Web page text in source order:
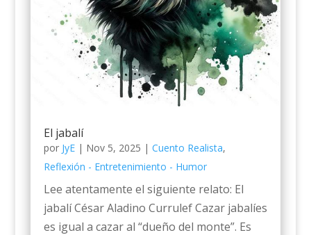
El jabalí
por JyE| Nov 5, 2025 | Cuento Realista,
Reflexión - Entretenimiento - Humor
Lee atentamente el siguiente relato: El
jabalí César Aladino Currulef Cazar jabalíes
es igual a cazar al “dueño del monte”. Es